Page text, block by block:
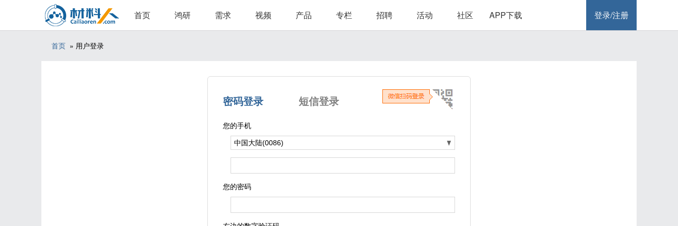
首页 鸿研 需求 视频 产品 专栏 招聘 活动 社区 APP下载 登录/注册
首页 » 用户登录
密码登录 短信登录
您的手机
您的密码